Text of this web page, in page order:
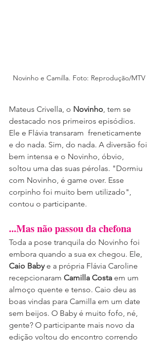
Novinho e Camilla. Foto: Reprodução/MTV
Mateus Crivella, o Novinho, tem se
destacado nos primeiros episódios.
Ele e Flávia transaram  freneticamente
e do nada. Sim, do nada. A diversão foi
bem intensa e o Novinho, óbvio,
soltou uma das suas pérolas. "Dormiu
com Novinho, é game over. Esse
corpinho foi muito bem utilizado",
contou o participante.
...Mas não passou da chefona
Toda a pose tranquila do Novinho foi
embora quando a sua ex chegou. Ele,
Caio Baby e a própria Flávia Caroline
recepcionaram Camilla Costa em um
almoço quente e tenso. Caio deu as
boas vindas para Camilla em um date
sem beijos. O Baby é muito fofo, né,
gente? O participante mais novo da
edição voltou do encontro correndo